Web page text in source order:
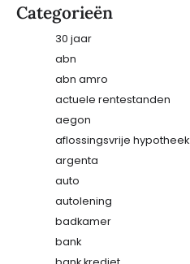
Categorieën
30 jaar
abn
abn amro
actuele rentestanden
aegon
aflossingsvrije hypotheek
argenta
auto
autolening
badkamer
bank